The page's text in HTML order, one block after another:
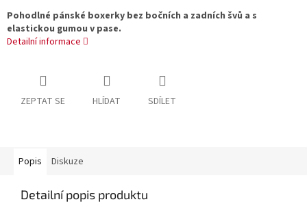
Pohodlné pánské boxerky bez bočních a zadních švů a s
elastickou gumou v pase.
Detailní informace
ZEPTAT SE HLÍDAT SDÍLET
Popis Diskuze
Detailní popis produktu